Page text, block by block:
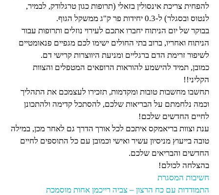
להפחית צריכת אינסולין בזאלי (תרופות כגון טרגלודק, לבמיר,
לנטוס ובסגלר) ל-0.3 יחידות פר ק"ג ממשקל הגוף.
בבוקר של יום הניתוח יחברו אתכם לעירוי נוזלים ותרופות עבור
הניתוח ואחריו, ברוב בתי החולים ישימו לכם מגפיים פנאומטיים
לשיפור זרימת הדם ברגליים ומניעת היווצרות קרישי דם.
כמובן, תמיד להישמע להוראות הרופאים המטפלים והצוות
הקליני!!
תחשבו מחשבות טובות ומקדמות, תזכירו לעצמכם את התהליך
וכמה נלחמתם על הבריאות שלכם, להסתכל קדימה ולהתכונן
לחיים החדשים שלכם!
ענת וצוות בריאמקס איתכם לכל אורך הדרך גם לאחר מכן, במילה
טובה בייעוץ מניסיון עשיר ואישי וכמובן עם כל התוספים לחיים
החדשים והבריאים שלכם.
בהצלחה לכולם!
חשיבות המסגרת
התמודדות עם כח הרצון – צביה רייכמן אחות מוסמכת